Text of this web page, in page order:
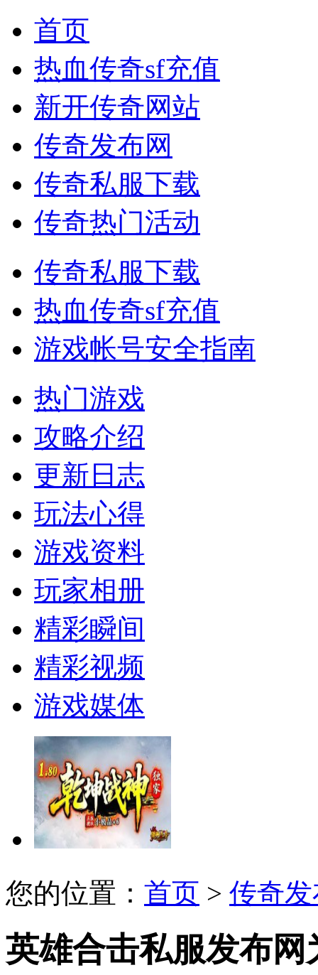
首页
热血传奇sf充值
新开传奇网站
传奇发布网
传奇私服下载
传奇热门活动
传奇私服下载
热血传奇sf充值
游戏帐号安全指南
热门游戏
攻略介绍
更新日志
玩法心得
游戏资料
玩家相册
精彩瞬间
精彩视频
游戏媒体
您的位置： 首页 > 传奇
英雄合击私服发布